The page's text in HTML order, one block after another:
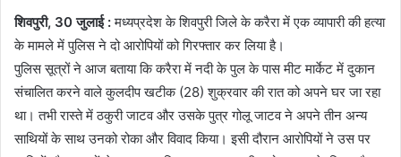
शिवपुरी, 30 जुलाई :मध्यप्रदेश के शिवपुरी जिले के करैरा में एक व्यापारी की हत्या
के मामले में पुलिस ने दो आरोपियों को गिरफ्तार कर लिया है।
पुलिस सूत्रों ने आज बताया कि करैरा में नदी के पुल के पास मीट मार्केट में दुकान
संचालित करने वाले कुलदीप खटीक (28) शुक्रवार की रात को अपने घर जा रहा
था। तभी रास्ते में ठकुरी जाटव और उसके पुत्र गोलू जाटव ने अपने तीन अन्य
साथियों के साथ उनको रोका और विवाद किया। इसी दौरान आरोपियों ने उस पर